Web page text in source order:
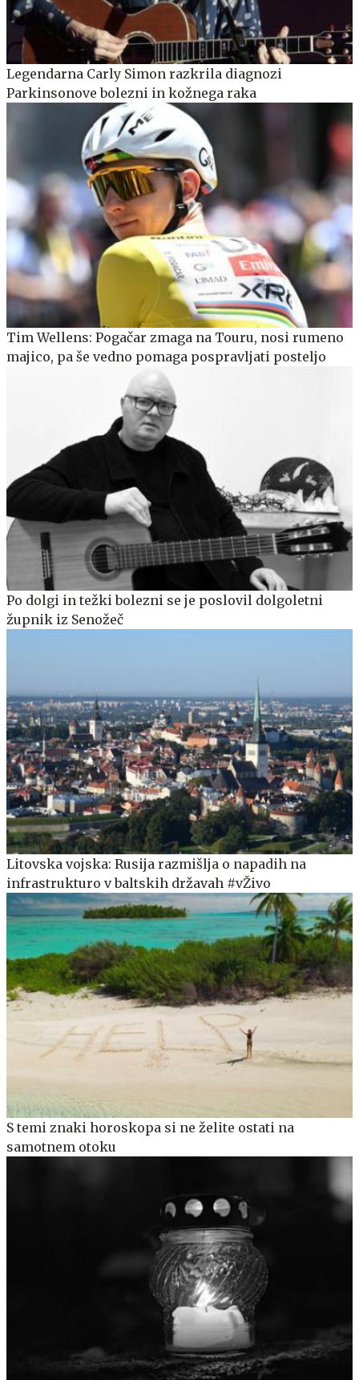
Legendarna Carly Simon razkrila diagnozi
Parkinsonove bolezni in kožnega raka
Tim Wellens: Pogačar zmaga na Touru, nosi rumeno
majico, pa še vedno pomaga pospravljati posteljo
Po dolgi in težki bolezni se je poslovil dolgoletni
župnik iz Senožeč
Litovska vojska: Rusija razmišlja o napadih na
infrastrukturo v baltskih državah #vŽivo
S temi znaki horoskopa si ne želite ostati na
samotnem otoku